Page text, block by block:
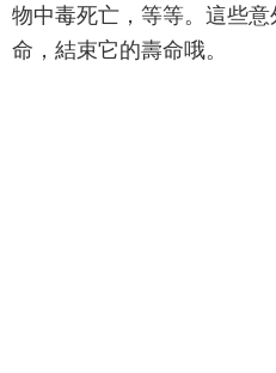
物中毒死亡，等等。這些
命，結束它的壽命哦。